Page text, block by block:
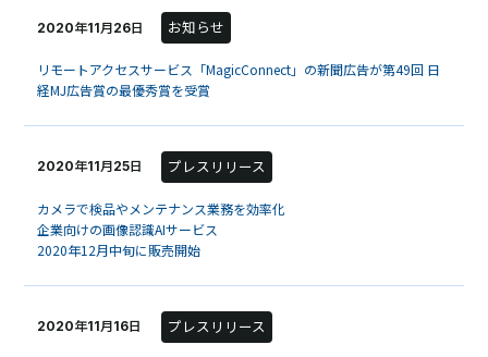
2020年11月26日 お知らせ
リモートアクセスサービス「MagicConnect」の新聞広告が第49回 日
経MJ広告賞の最優秀賞を受賞
2020年11月25日 プレスリリース
カメラで検品やメンテナンス業務を効率化
企業向けの画像認識AIサービス
2020年12月中旬に販売開始
2020年11月16日 プレスリリース